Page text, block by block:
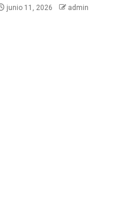
junio 11, 2026 admin